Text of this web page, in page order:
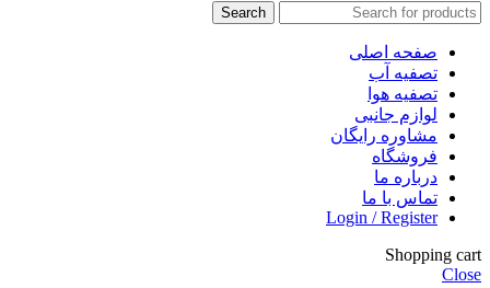
Search
صفحه اصلی
تصفیه آب
تصفیه هوا
لوازم جانبی
مشاوره رایگان
فروشگاه
درباره ما
تماس با ما
Login / Register
Shopping cart
Close